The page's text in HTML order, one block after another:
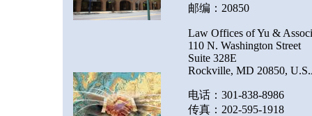
邮编：20850
Law Offices of Yu &
110 N. Washington Street
Suite 328E
Rockville, MD 20850,
电话：301-838-8986
传真：202-595-1918